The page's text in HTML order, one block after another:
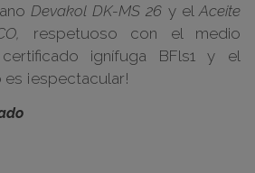
Devakol DK-MS 26 y elAceite
respetuoso con el medio
ignífuga BFls1 y el
¡espectacular!